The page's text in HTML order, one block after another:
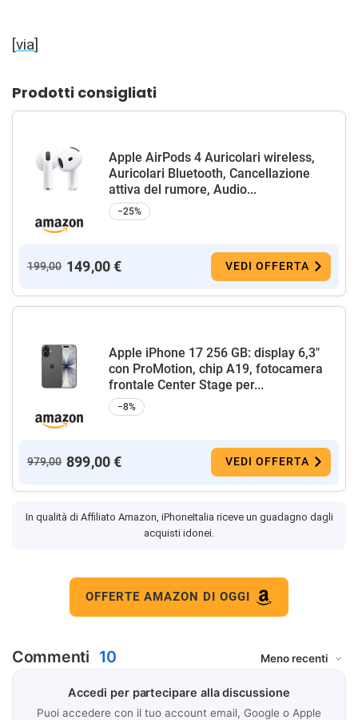
[via]
Prodotti consigliati
Apple AirPods 4 Auricolari wireless,
Auricolari Bluetooth, Cancellazione
attiva del rumore, Audio...
−25%
199,00 149,00 € VEDI OFFERTA
Apple iPhone 17 256 GB: display 6,3"
con ProMotion, chip A19, fotocamera
frontale Center Stage per...
−8%
979,00 899,00 € VEDI OFFERTA
In qualità di Affiliato Amazon, iPhoneItalia riceve un guadagno dagli
acquisti idonei.
OFFERTE AMAZON DI OGGI
Commenti 10
Accedi per partecipare alla discussione
Puoi accedere con il tuo account email, Google o Apple